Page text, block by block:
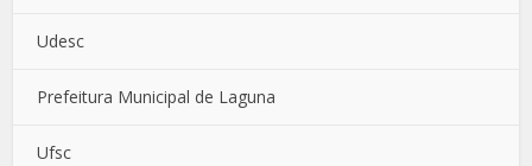
Udesc
Prefeitura Municipal de Laguna
Ufsc